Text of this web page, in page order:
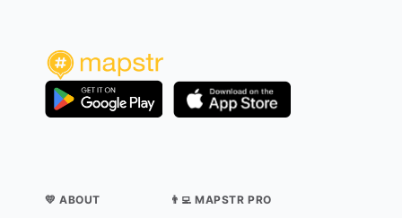
💛 ABOUT 👨‍💻 MAPSTR PRO